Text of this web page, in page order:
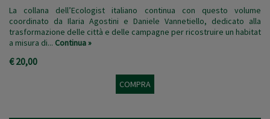
La collana dell’Ecologist italiano continua con questo volume
coordinato da Ilaria Agostini e Daniele Vannetiello, dedicato alla
trasformazione delle città e delle campagne per ricostruire un habitat
a misura di... Continua »
€ 20,00
COMPRA